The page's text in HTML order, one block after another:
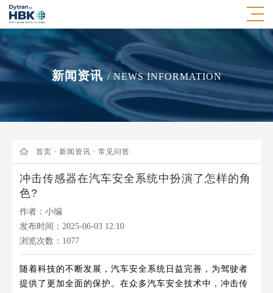
新闻资讯 / NEWS INFORMATION
首页 > 新闻资讯 > 常见问答
冲击传感器在汽车安全系统中扮演了怎样的角
色?
作者：小编
发布时间：2025-06-03 12:10
浏览次数： 1077
随着科技的不断发展，汽车安全系统日益完善，为驾驶者
提供了更加全面的保护。在众多汽车安全技术中，冲击传